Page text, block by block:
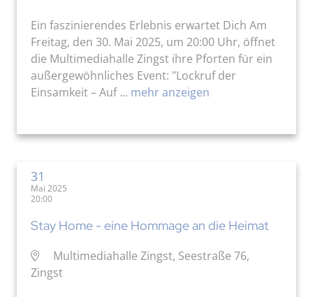
Ein faszinierendes Erlebnis erwartet Dich Am
Freitag, den 30. Mai 2025, um 20:00 Uhr, öffnet
die Multimediahalle Zingst ihre Pforten für ein
außergewöhnliches Event: "Lockruf der
Einsamkeit – Auf ... mehr anzeigen
31
Mai 2025
20:00
Stay Home - eine Hommage an die Heimat
Multimediahalle Zingst, Seestraße 76,
Zingst